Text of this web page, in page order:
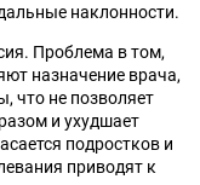
наклонности.
Проблема в том,
назначение врача,
что не позволяет
и ухудшает
подростков и
приводят к